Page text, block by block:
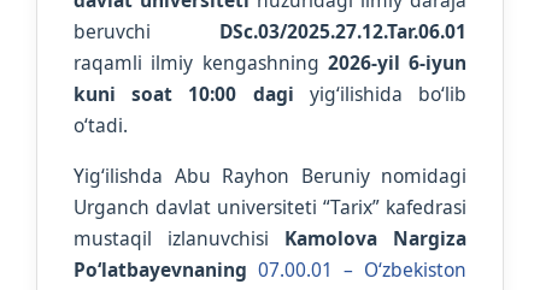
beruvchi DSc.03/2025.27.12.Tar.06.01
raqamli ilmiy kengashning 2026-yil 6-iyun
kuni soat 10:00 dagi yig‘ilishida bo‘lib
o‘tadi.
Yig‘ilishda Abu Rayhon Beruniy nomidagi
Urganch davlat universiteti “Tarix” kafedrasi
mustaqil izlanuvchisi Kamolova Nargiza
Po‘latbayevnaning 07.00.01 – O‘zbekiston